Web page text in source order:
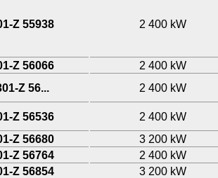
Z 55938 2 400 kW
Z 56066
2 400 kW
Z 56...
2 400 kW
Z 56536
2 400 kW
Z 56680
3 200 kW
Z 56764
2 400 kW
Z 56854
3 200 kW